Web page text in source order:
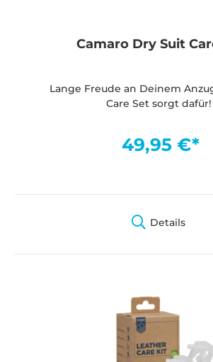
Camaro Dry Suit
Lange Freude an Deinem Anzug – das
Care Set sorgt dafür!
49,95 €*
Details